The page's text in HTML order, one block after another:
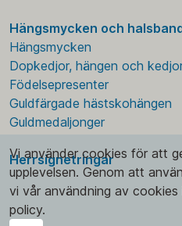
Hängsmycken och
Hängsmycken
Dopkedjor, hängen och
Födelsepresenter
Guldfärgade hästskohängen
Guldmedaljonger
Herrsignetringar
Vi använder cookies för att
upplevelsen. Genom att
vi vår användning av
policy.